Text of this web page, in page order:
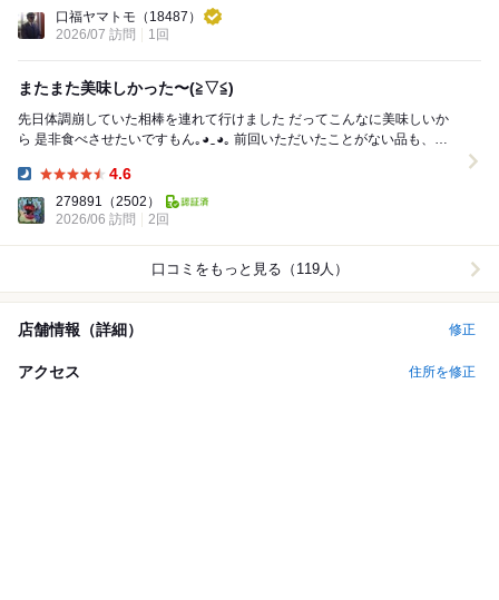
口福ヤマトモ （18487）
2026/07 訪問
1回
またまた美味しかった〜(⁠≧⁠▽⁠≦⁠)
先日体調崩していた相棒を連れて行けました だってこんなに美味しいか
ら 是非食べさせたいですもん｡⁠◕⁠‿⁠◕⁠｡ 前回いただいたことがない品も、い
4.6
279891 （2502）
2026/06 訪問
2回
口コミをもっと見る（119人）
店舗情報（詳細） 修正
アクセス 住所を修正